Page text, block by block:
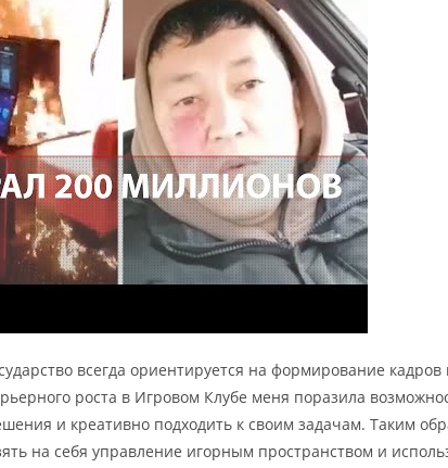
всегда ориентируется на формирование кадров
роста в Игровом Клубе меня поразила
и креативно подходить к своим задачам. Таким
на себя управление игорным пространством и